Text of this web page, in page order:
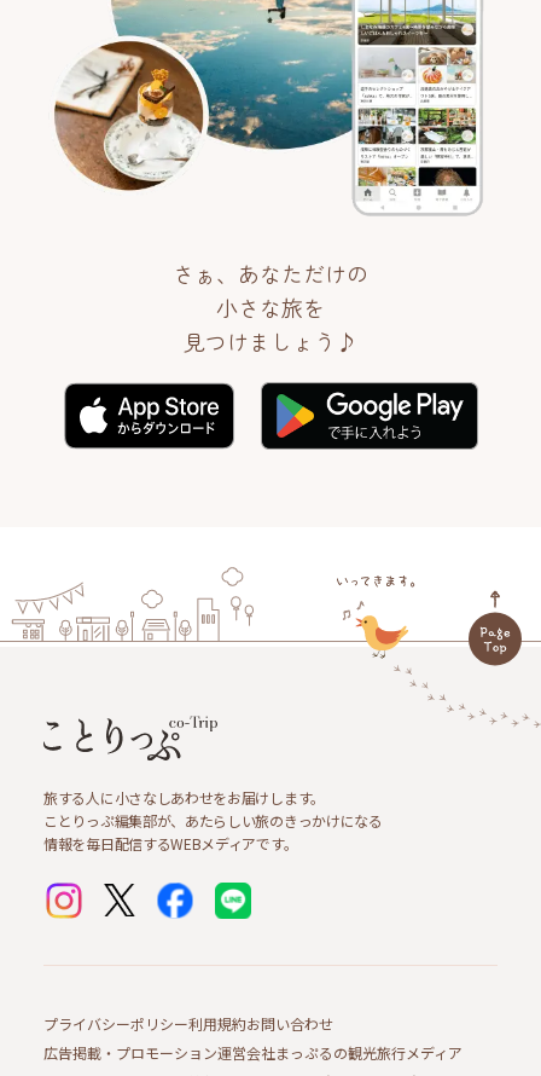
さぁ、あなただけの
小さな旅を
見つけましょう♪
旅する人に小さなしあわせをお届けします。
ことりっぷ編集部が、あたらしい旅のきっかけになる
情報を毎日配信するWEBメディアです。
プライバシーポリシー利用規約お問い合わせ
広告掲載・プロモーション運営会社まっぷるの観光旅行メディア